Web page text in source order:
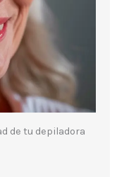
de tu depiladora